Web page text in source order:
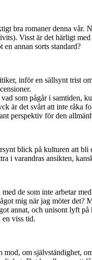
bra romaner denna vår.
Visst är det härligt
en annan sorts standard?
inför en sällsynt trist
som pågår i samtiden,
är det svårt att inte råka
perspektiv för den
blick på kulturen att
i varandras ansikten,
de som inte arbetar
mig när jag möter
annat, och unisont lyft
viss tid.
mod, om självständighet,